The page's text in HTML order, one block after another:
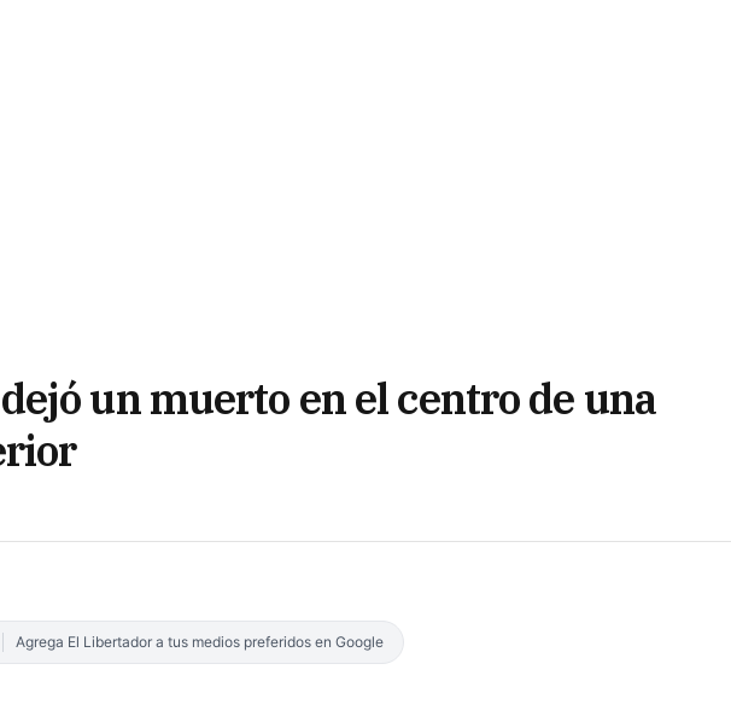
un muerto en el centro de una
Agrega El Libertador a tus medios preferidos en Google